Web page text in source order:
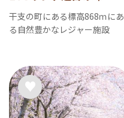
干支の町にある標高868ｍにあ
る自然豊かなレジャー施設